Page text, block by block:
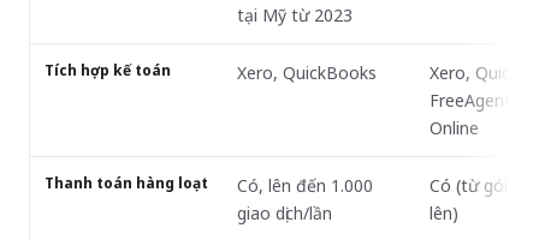
tại Mỹ từ 2023
Tích hợp kế toán Xero, QuickBooks
Xero,
FreeAgent,
Online
Thanh toán hàng loạt
Có, lên đến 1.000
giao dịch/lần
Có (từ gói
lên)